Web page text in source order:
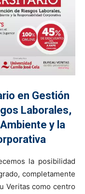
en Gestión
Laborales,
y la
la posibilidad
completamente
Veritas como centro